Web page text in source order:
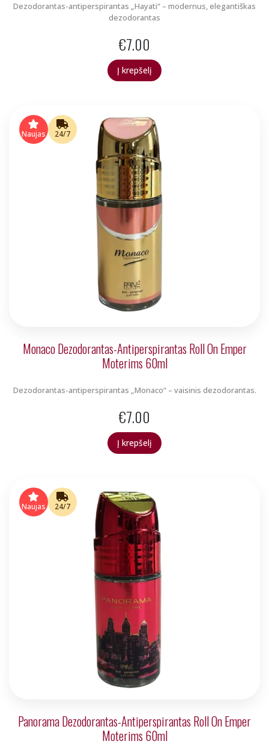
Dezodorantas-antiperspirantas „Hayati“ – modernus, elegantiškas
dezodorantas
€7.00
Į krepšelį
Naujas 24/7
Monaco Dezodorantas-Antiperspirantas Roll On Emper
Moterims 60ml
Dezodorantas-antiperspirantas „Monaco“ – vaisinis dezodorantas.
€7.00
Į krepšelį
Naujas 24/7
Panorama Dezodorantas-Antiperspirantas Roll On Emper
Moterims 60ml